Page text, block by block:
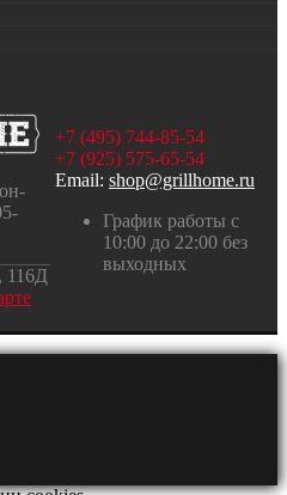
116Д
+7 (495) 744-85-54
+7 (925) 575-65-54
Email: shop@grillhome.ru
График работы с
10:00 до 22:00 без
выходных